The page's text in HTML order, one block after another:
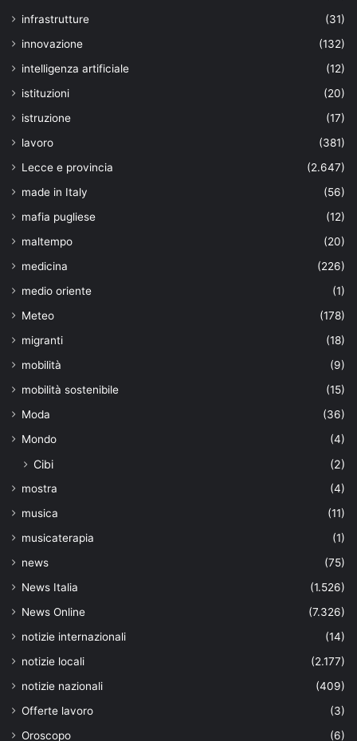
infrastrutture
(31)
innovazione
(132)
intelligenza artificiale
(12)
istituzioni
(20)
istruzione
(17)
lavoro
(381)
Lecce e provincia
(2.647)
made in Italy
(56)
mafia pugliese
(12)
maltempo
(20)
medicina
(226)
medio oriente
(1)
Meteo
(178)
migranti
(18)
mobilità
(9)
mobilità sostenibile
(15)
Moda
(36)
Mondo
(4)
Cibi (2)
mostra
(4)
musica
(11)
musicaterapia
(1)
news
(75)
News Italia
(1.526)
News Online
(7.326)
notizie internazionali
(14)
notizie locali
(2.177)
notizie nazionali
(409)
Offerte lavoro
(3)
Oroscopo
(6)